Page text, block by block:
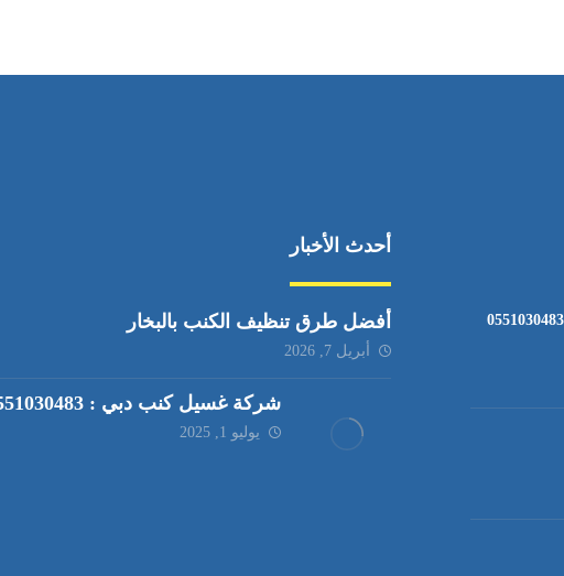
أحدث الأخبار
أفضل طرق تنظيف الكنب بالبخار
أبريل 7, 2026
شركة غسيل كنب دبي : 0551030483
يوليو 1, 2025